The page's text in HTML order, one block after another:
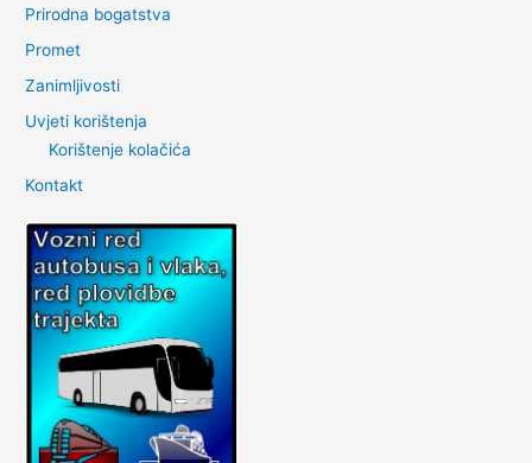
Prirodna bogatstva
Promet
Zanimljivosti
Uvjeti korištenja
Korištenje kolačića
Kontakt